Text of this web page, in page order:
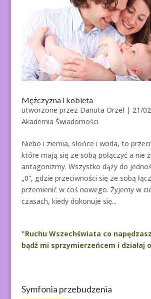
Mężczyzna i kobieta
utworzone przez Danuta Orzeł| 21/
Akademia Świadomości
Niebo i ziemia, słońce i woda, to
które mają się ze sobą połączyć a nie
antagonizmy. Wszystko dąży do
„0”, gdzie przeciwności się ze sobą
przemienić w coś nowego. Żyjemy w
czasach, kiedy dokonuje się...
"Ruchu Wszechświata co
bądź mi sprzymierzeńcem i działaj
Symfonia przebudzenia